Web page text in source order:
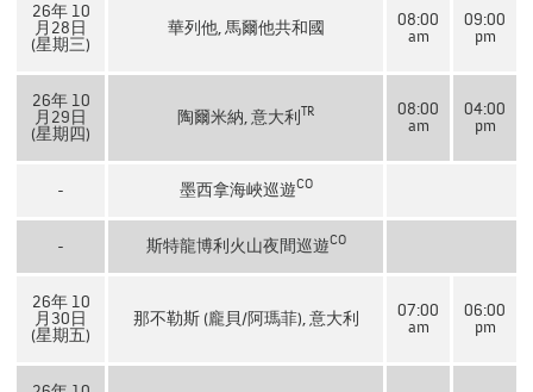
26年 10
月28日
(星期三)
華列他, 馬爾他共和國
08:00
am
09:00
pm
26年 10
月29日
(星期四)
陶爾米納, 意大利 TR
08:00
am
04:00
pm
- 墨西拿海峽巡遊CO
- 斯特龍博利火山夜間巡遊CO
26年 10
月30日
(星期五)
那不勒斯 (龐貝/阿瑪菲), 意大利
07:00
am
06:00
pm